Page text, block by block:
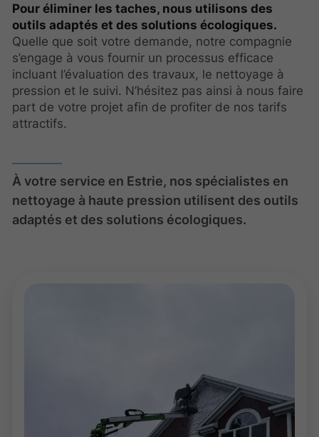
Pour éliminer les taches, nous utilisons des
outils adaptés et des solutions écologiques.
Quelle que soit votre demande, notre compagnie
s’engage à vous fournir un processus efficace
incluant l’évaluation des travaux, le nettoyage à
pression et le suivi. N’hésitez pas ainsi à nous faire
part de votre projet afin de profiter de nos tarifs
attractifs.
À votre service en Estrie, nos spécialistes en
nettoyage à haute pression utilisent des outils
adaptés et des solutions écologiques.